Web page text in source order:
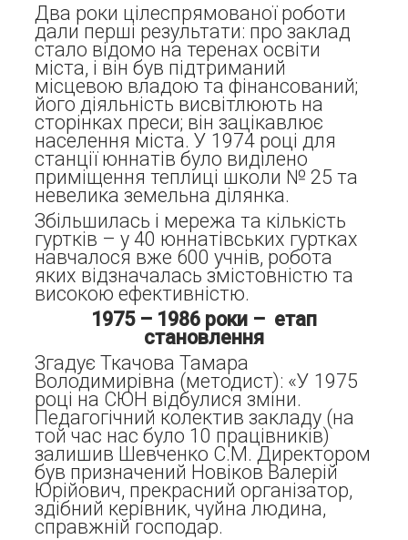
Два роки цілеспрямованої роботи
дали перші результати: про заклад
стало відомо на теренах освіти
міста, і він був підтриманий
місцевою владою та фінансований;
його діяльність висвітлюють на
сторінках преси; він зацікавлює
населення міста. У 1974 році для
станції юннатів було виділено
приміщення теплиці школи № 25 та
невелика земельна ділянка.
Збільшилась і мережа та кількість
гуртків – у 40 юннатівських гуртках
навчалося вже 600 учнів, робота
яких відзначалась змістовністю та
високою ефективністю.
1975 – 1986 роки – етап
становлення
Згадує Ткачова Тамара
Володимирівна (методист): «У 1975
році на СЮН відбулися зміни.
Педагогічний колектив закладу (на
той час нас було 10 працівників)
залишив Шевченко С.М. Директором
був призначений Новіков Валерій
Юрійович, прекрасний організатор,
здібний керівник, чуйна людина,
справжній господар.